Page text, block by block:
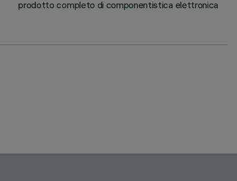
prodotto completo di componentistica elettronica